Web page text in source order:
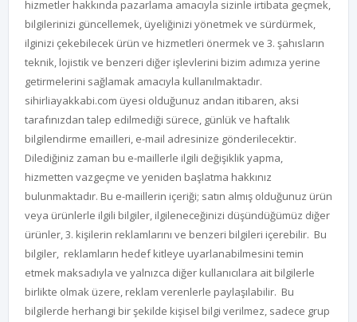
hizmetler hakkında pazarlama amacıyla sizinle irtibata geçmek,
bilgilerinizi güncellemek, üyeliğinizi yönetmek ve sürdürmek,
ilginizi çekebilecek ürün ve hizmetleri önermek ve 3. şahısların
teknik, lojistik ve benzeri diğer işlevlerini bizim adımıza yerine
getirmelerini sağlamak amacıyla kullanılmaktadır.
sihirliayakkabi.com üyesi olduğunuz andan itibaren, aksi
tarafınızdan talep edilmediği sürece, günlük ve haftalık
bilgilendirme emailleri, e-mail adresinize gönderilecektir.
Dilediğiniz zaman bu e-maillerle ilgili değişiklik yapma,
hizmetten vazgeçme ve yeniden başlatma hakkınız
bulunmaktadır. Bu e-maillerin içeriği; satın almış olduğunuz ürün
veya ürünlerle ilgili bilgiler, ilgileneceğinizi düşündüğümüz diğer
ürünler, 3. kişilerin reklamlarını ve benzeri bilgileri içerebilir. Bu
bilgiler, reklamların hedef kitleye uyarlanabilmesini temin
etmek maksadıyla ve yalnızca diğer kullanıcılara ait bilgilerle
birlikte olmak üzere, reklam verenlerle paylaşılabilir. Bu
bilgilerde herhangi bir şekilde kişisel bilgi verilmez, sadece grup